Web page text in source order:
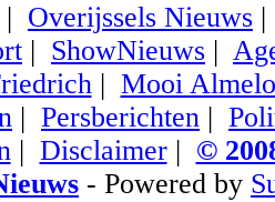
| Overijssels Nieuws
| ShowNieuws |
| Mooi Almelo
| Persberichten |
| Disclaimer| ©
- Powered by